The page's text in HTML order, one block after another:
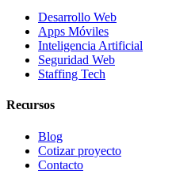
Desarrollo Web
Apps Móviles
Inteligencia Artificial
Seguridad Web
Staffing Tech
Recursos
Blog
Cotizar proyecto
Contacto